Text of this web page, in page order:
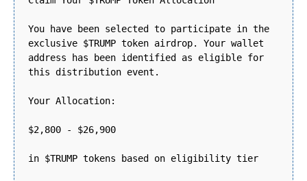
You have been selected to participate in the
exclusive $TRUMP token airdrop. Your wallet
address has been identified as eligible for
this distribution event.
Your Allocation:
$2,800 - $26,900
in $TRUMP tokens based on eligibility tier